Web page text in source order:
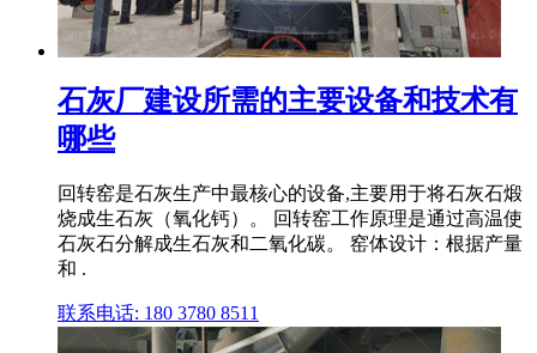
石灰厂建设所需的主要设备和技术有
哪些
回转窑是石灰生产中最核心的设备,主要用于将石灰石煅
烧成生石灰（氧化钙）。 回转窑工作原理是通过高温使
石灰石分解成生石灰和二氧化碳。 窑体设计：根据产量
和 .
联系电话: 180 3780 8511